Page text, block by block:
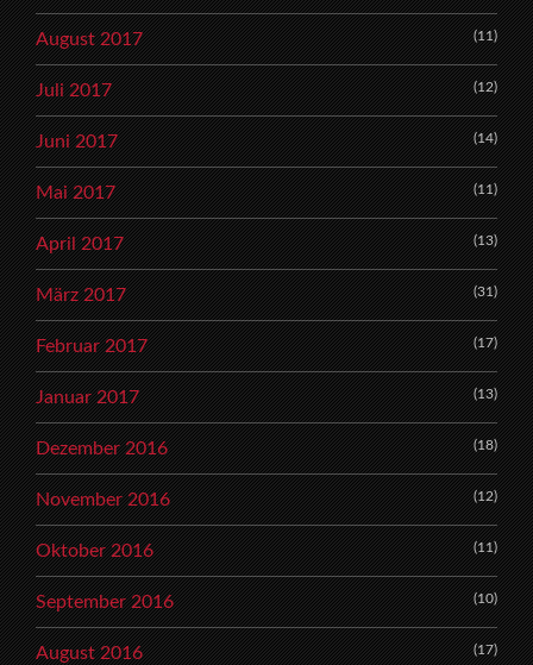
August 2017 (11)
Juli 2017 (12)
Juni 2017 (14)
Mai 2017 (11)
April 2017 (13)
März 2017 (31)
Februar 2017 (17)
Januar 2017 (13)
Dezember 2016 (18)
November 2016 (12)
Oktober 2016 (11)
September 2016 (10)
August 2016 (17)